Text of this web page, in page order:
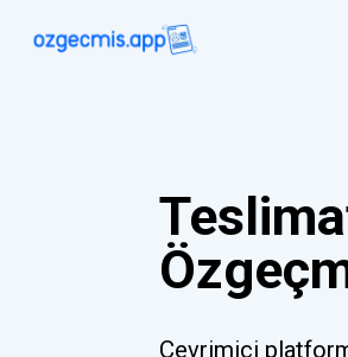
Çevrimiçi